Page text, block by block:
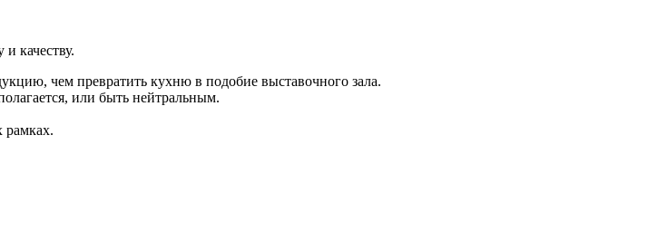
качеству.
чем превратить кухню в подобие выставочного зала.
или быть нейтральным.
рамках.